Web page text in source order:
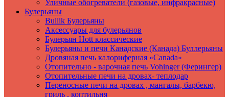
Уличные обогреватели (газовые, инфракрасные)
Булерьяны
Bullik Булерьяны
Аксеcсуары для булерьянов
Булерьян Hott классические
Булерьяны и печи Канадские (Канада) Буллерьяны
Дровяная печь калориферная «Canada»
Отопительно - варочная печь Vohinger (Ферингер)
Отопительные печи на дровах- теплодар
Переносные печи на дровах , мангалы, барбекю,
гриль , коптильня